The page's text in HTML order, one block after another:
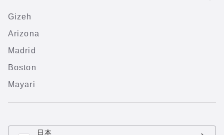
Gizeh
Arizona
Madrid
Boston
Mayari
日本